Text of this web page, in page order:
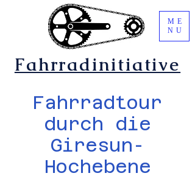
Fahrradinitiative
ME
NU
Fahrradtour
durch die
Giresun-
Hochebene